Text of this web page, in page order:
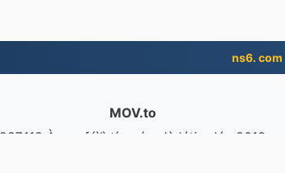
ns6. com
MOV.to
237,118 Àwọn fáìlì tí a yípadà láti ọdún 2019